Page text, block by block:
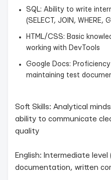
SQL: Ability to write
(SELECT, JOIN, WHERE,
HTML/CSS: Basic
working with DevTools
Google Docs:
maintaining test
Soft Skills: Analytical
ability to communicate
quality
English: Intermediate
documentation, written